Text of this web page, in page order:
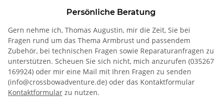
Persönliche Beratung
Gern nehme ich, Thomas Augustin, mir die Zeit, Sie bei
Fragen rund um das Thema Armbrust und passendem
Zubehör, bei technischen Fragen sowie Reparaturanfragen zu
unterstützen. Scheuen Sie sich nicht, mich anzurufen (035267
169924) oder mir eine Mail mit Ihren Fragen zu senden
(info@crossbowadventure.de) oder das Kontaktformular
Kontaktformular zu nutzen.